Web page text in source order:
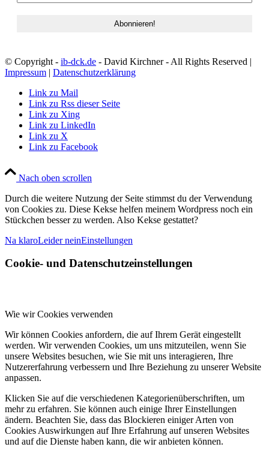
© Copyright - ib-dck.de - David Kirchner - All Rights Reserved |
Impressum | Datenschutzerklärung
Link zu Mail
Link zu Rss dieser Seite
Link zu Xing
Link zu LinkedIn
Link zu X
Link zu Facebook
Nach oben scrollen
Durch die weitere Nutzung der Seite stimmst du der Verwendung
von Cookies zu. Diese Kekse helfen meinem Wordpress noch ein
Stückchen besser zu werden. Also Kekse gestattet?
Na klaroLeider neinEinstellungen
Cookie- und Datenschutzeinstellungen
Wie wir Cookies verwenden
Wir können Cookies anfordern, die auf Ihrem Gerät eingestellt
werden. Wir verwenden Cookies, um uns mitzuteilen, wenn Sie
unsere Websites besuchen, wie Sie mit uns interagieren, Ihre
Nutzererfahrung verbessern und Ihre Beziehung zu unserer Website
anpassen.
Klicken Sie auf die verschiedenen Kategorienüberschriften, um
mehr zu erfahren. Sie können auch einige Ihrer Einstellungen
ändern. Beachten Sie, dass das Blockieren einiger Arten von
Cookies Auswirkungen auf Ihre Erfahrung auf unseren Websites
und auf die Dienste haben kann, die wir anbieten können.